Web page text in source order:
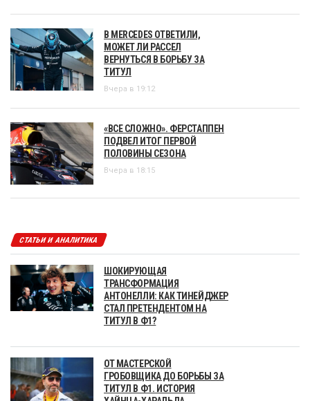
В MERCEDES ОТВЕТИЛИ,
МОЖЕТ ЛИ РАССЕЛ
ВЕРНУТЬСЯ В БОРЬБУ ЗА
ТИТУЛ
Вчера в 19:12
«ВСЕ СЛОЖНО». ФЕРСТАППЕН
ПОДВЕЛ ИТОГ ПЕРВОЙ
ПОЛОВИНЫ СЕЗОНА
Вчера в 18:15
СТАТЬИ И АНАЛИТИКА
ШОКИРУЮЩАЯ
ТРАНСФОРМАЦИЯ
АНТОНЕЛЛИ: КАК ТИНЕЙДЖЕР
СТАЛ ПРЕТЕНДЕНТОМ НА
ТИТУЛ В Ф1?
ОТ МАСТЕРСКОЙ
ГРОБОВЩИКА ДО БОРЬБЫ ЗА
ТИТУЛ В Ф1. ИСТОРИЯ